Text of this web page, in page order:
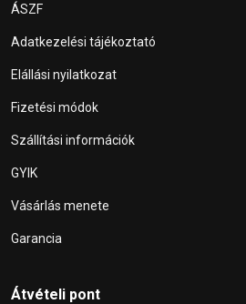
ÁSZF
Adatkezelési tájékoztató
Elállási nyilatkozat
Fizetési módok
Szállítási információk
GYIK
Vásárlás menete
Garancia
Átvételi pont